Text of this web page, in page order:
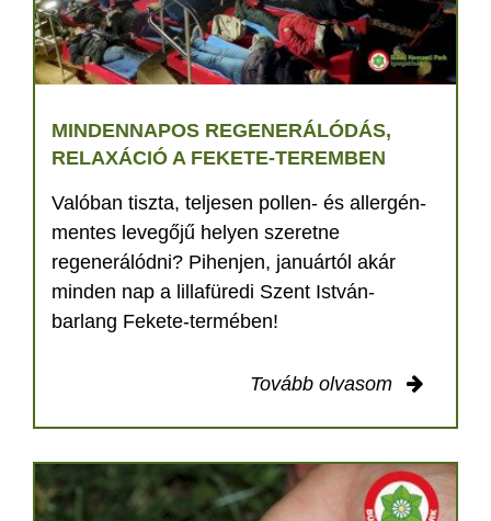
MINDENNAPOS REGENERÁLÓDÁS,
RELAXÁCIÓ A FEKETE-TEREMBEN
Valóban tiszta, teljesen pollen- és allergén-
mentes levegőjű helyen szeretne
regenerálódni? Pihenjen, januártól akár
minden nap a lillafüredi Szent István-
barlang Fekete-termében!
Tovább olvasom